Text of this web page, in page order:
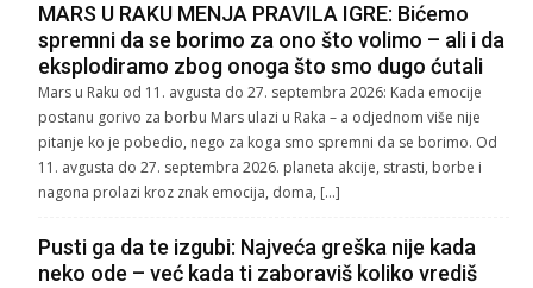
MARS U RAKU MENJA PRAVILA IGRE: Bićemo
spremni da se borimo za ono što volimo – ali i da
eksplodiramo zbog onoga što smo dugo ćutali
Mars u Raku od 11. avgusta do 27. septembra 2026: Kada emocije
postanu gorivo za borbu Mars ulazi u Raka – a odjednom više nije
pitanje ko je pobedio, nego za koga smo spremni da se borimo. Od
11. avgusta do 27. septembra 2026. planeta akcije, strasti, borbe i
nagona prolazi kroz znak emocija, doma, […]
Pusti ga da te izgubi: Najveća greška nije kada
neko ode – već kada ti zaboraviš koliko vrediš